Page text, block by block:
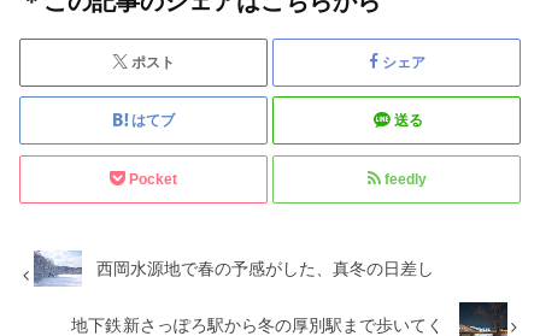
ポスト シェア
はてブ 送る
Pocket feedly
西岡水源地で春の予感がした、真冬の日差し
地下鉄新さっぽろ駅から冬の厚別駅まで歩いてく